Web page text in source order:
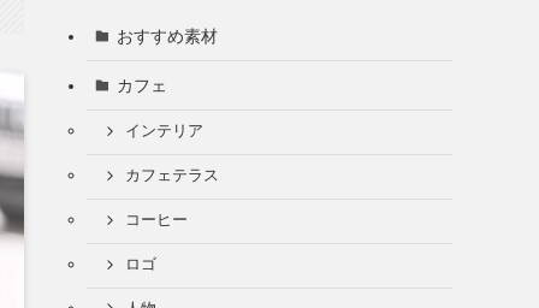
おすすめ素材
カフェ
インテリア
カフェテラス
コーヒー
ロゴ